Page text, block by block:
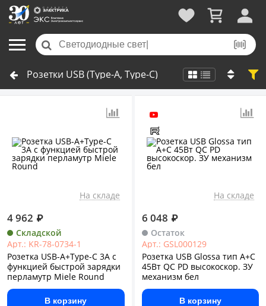
Розетки USB (Type-A, Type-C)
На складе
4 962 ₽
Складской
Арт.: KR-78-0734-1
Розетка USB-A+Type-C 3А с
функцией быстрой зарядки
перламутр Miele Round
В корзину
На складе
6 048 ₽
Остаток
Арт.: GSL000129
Розетка USB Glossa тип A+C
45Вт QC PD высокоскор. ЗУ
механизм бел
В корзину